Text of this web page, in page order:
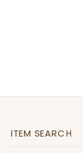
ITEM SEARCＨ